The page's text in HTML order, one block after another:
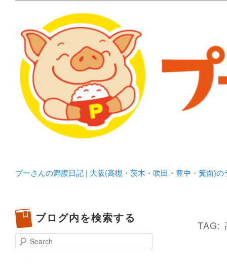
プーさんの満腹日記 |
豊中・箕面)のランチ＆
化してます。
プーさんの満腹日記 | 大阪(高槻・茨木・吹田・豊中・箕面)
TAG:
ブログ内を検索する
Search